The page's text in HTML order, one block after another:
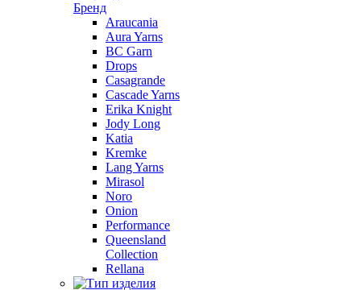
Бренд
Araucania
Aura Yarns
BC Garn
Drops
Casagrande
Cascade Yarns
Erika Knight
Jody Long
Katia
Kremke
Lang Yarns
Mirasol
Noro
Onion
Performance
Queensland
Collection
Rellana